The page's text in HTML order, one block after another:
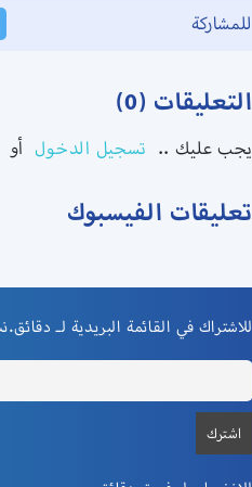
للمشاركة
التعليقات (0)
يجب عليك .. تسجيل الدخول أو
تعليقات الفيسبوك
للاشتراك في القائمة البريدية لـ